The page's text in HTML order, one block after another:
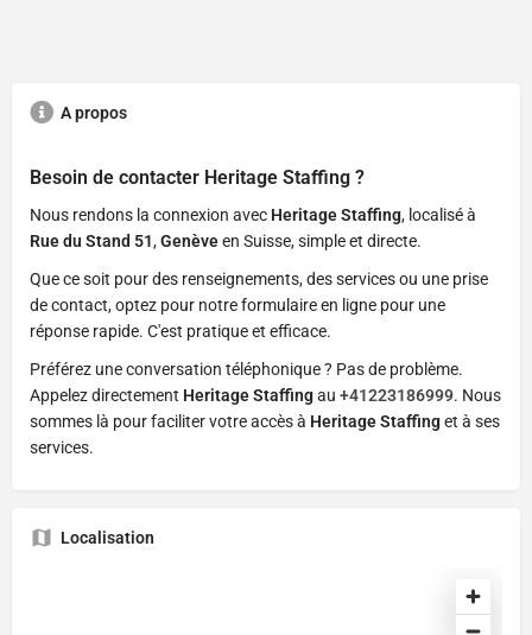
A propos
Besoin de contacter Heritage Staffing ?
Nous rendons la connexion avec Heritage Staffing, localisé à
Rue du Stand 51,Genèveen Suisse, simple et directe.
Que ce soit pour des renseignements, des services ou une prise
de contact, optez pour notre formulaire en ligne pour une
réponse rapide. C'est pratique et efficace.
Préférez une conversation téléphonique ? Pas de problème.
Appelez directement Heritage Staffingau +41223186999. Nous
sommes là pour faciliter votre accès à Heritage Staffinget à ses
services.
Localisation